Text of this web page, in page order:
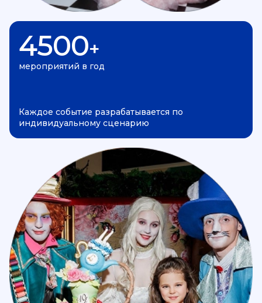
4500+
мероприятий в год
Каждое событие разрабатывается по
индивидуальному сценарию